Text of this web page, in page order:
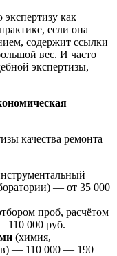
как
если она
содержит ссылки
вес. И часто
экспертизы,
качества ремонта
— от 35 000
проб, расчётом
110 000 руб.
(химия,
— 110 000 — 190